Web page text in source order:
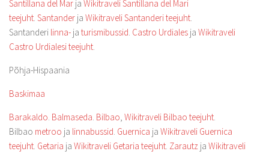
Santillana del Mar ja Wikitraveli Santillana del Mari
teejuht. Santander ja Wikitraveli Santanderi teejuht.
Santanderi linna- ja turismibussid. Castro Urdiales ja Wikitraveli
Castro Urdialesi teejuht.
Põhja-Hispaania
Baskimaa
Barakaldo. Balmaseda. Bilbao, Wikitraveli Bilbao teejuht.
Bilbao metroo ja linnabussid. Guernica ja Wikitraveli Guernica
teejuht. Getaria ja Wikitraveli Getaria teejuht. Zarautz ja Wikitraveli